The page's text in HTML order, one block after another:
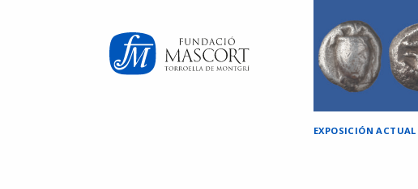
EXPOSICIÓN ACTUAL